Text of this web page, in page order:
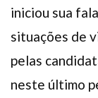
iniciou sua
situações de
pelas
neste último